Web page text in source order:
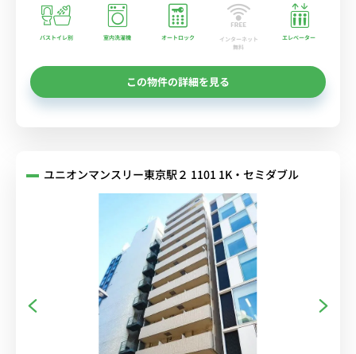
バストイレ別 室内洗濯機 オートロック
インターネット
無料
エレベーター
この物件の詳細を見る
ユニオンマンスリー東京駅２ 1101 1K・セミダブル